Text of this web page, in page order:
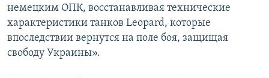
немецким ОПК, восстанавливая технические
характеристики танков Leopard, которые
впоследствии вернутся на поле боя, защищая
свободу Украины».